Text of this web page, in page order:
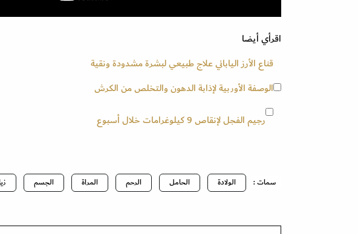
اقرأي أيضا
قناع الأرز الياباني علاج طبيعي لبشرة مشدودة ونقية
الوصفة الأوربية لإذابة الدهون والتخلص من الكرش
رجيم الفجل لإنقاص 9 كيلوغرامات خلال أسبوع
سمات : الولادة الحامل الرحم المراة الجسم